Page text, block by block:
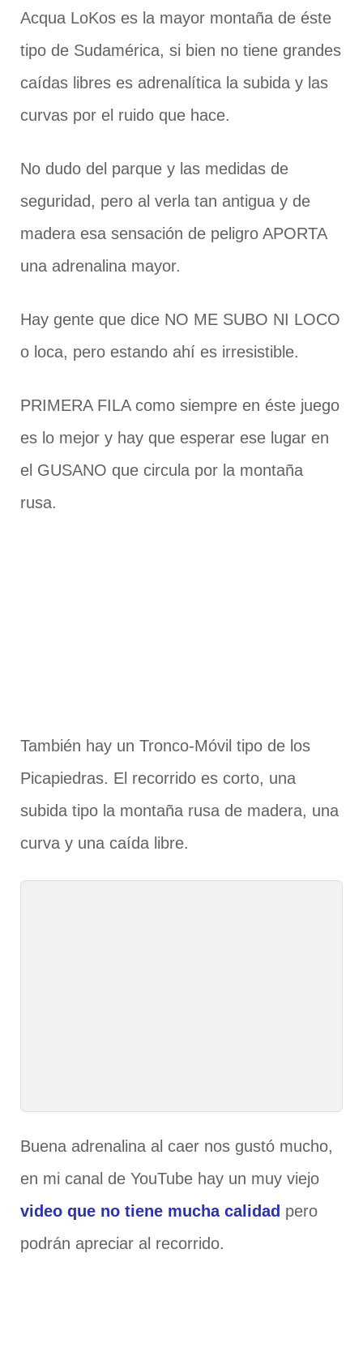
Acqua LoKos es la mayor montaña de éste
tipo de Sudamérica, si bien no tiene grandes
caídas libres es adrenalítica la subida y las
curvas por el ruido que hace.
No dudo del parque y las medidas de
seguridad, pero al verla tan antigua y de
madera esa sensación de peligro APORTA
una adrenalina mayor.
Hay gente que dice NO ME SUBO NI LOCO
o loca, pero estando ahí es irresistible.
PRIMERA FILA como siempre en éste juego
es lo mejor y hay que esperar ese lugar en
el GUSANO que circula por la montaña
rusa.
También hay un Tronco-Móvil tipo de los
Picapiedras. El recorrido es corto, una
subida tipo la montaña rusa de madera, una
curva y una caída libre.
Buena adrenalina al caer nos gustó mucho,
en mi canal de YouTube hay un muy viejo
video que no tiene mucha calidad pero
podrán apreciar al recorrido.